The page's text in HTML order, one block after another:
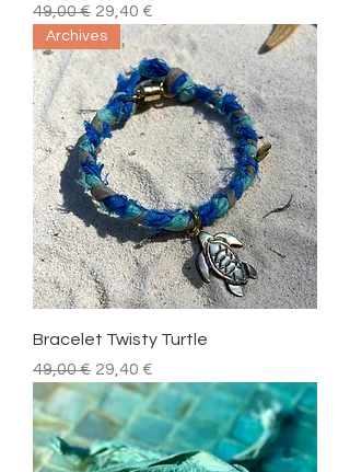
Prix original
49,00 € Prix promotionnel
29,40 €
Archives
Bracelet Twisty Turtle
Prix original
49,00 € Prix promotionnel
29,40 €